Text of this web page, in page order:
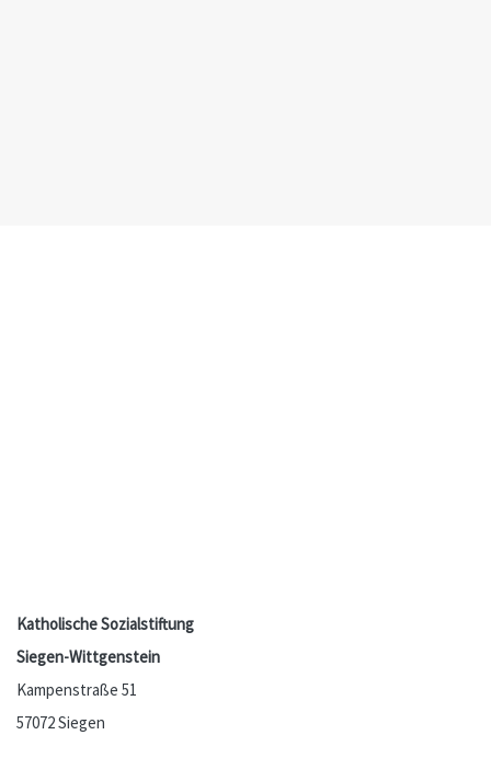
Katholische Sozialstiftung
Siegen-Wittgenstein
Kampenstraße 51
57072 Siegen